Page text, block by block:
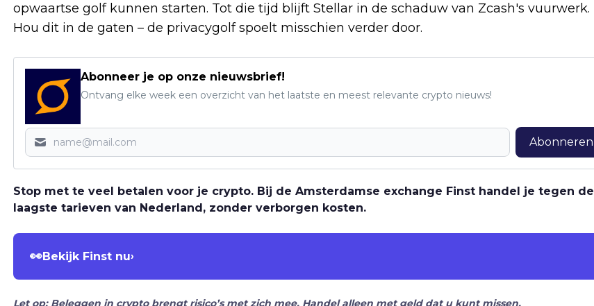
opwaartse golf kunnen starten. Tot die tijd blijft Stellar in de schaduw van Zcash's vuurwerk.
Hou dit in de gaten – de privacygolf spoelt misschien verder door.
Abonneer je op onze nieuwsbrief!
Ontvang elke week een overzicht van het laatste en meest relevante crypto nieuws!
Abonneren
Stop met te veel betalen voor je crypto. Bij de Amsterdamse exchange Finst handel je tegen de
laagste tarieven van Nederland, zonder verborgen kosten.
👀Bekijk Finst nu›
Let op: Beleggen in crypto brengt risico’s met zich mee. Handel alleen met geld dat u kunt missen.